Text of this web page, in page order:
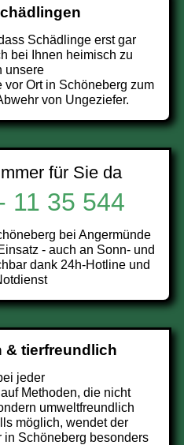
Schädlinge erst gar
bei Ihnen heimisch zu
unsere
vor Ort in Schöneberg zum
von Ungeziefer.
für Sie da
11 35 544
bei Angermünde
- auch an Sonn- und
dank 24h-Hotline und
& tierfreundlich
jeder
Methoden, die nicht
umweltfreundlich
möglich, wendet der
in Schöneberg besonders